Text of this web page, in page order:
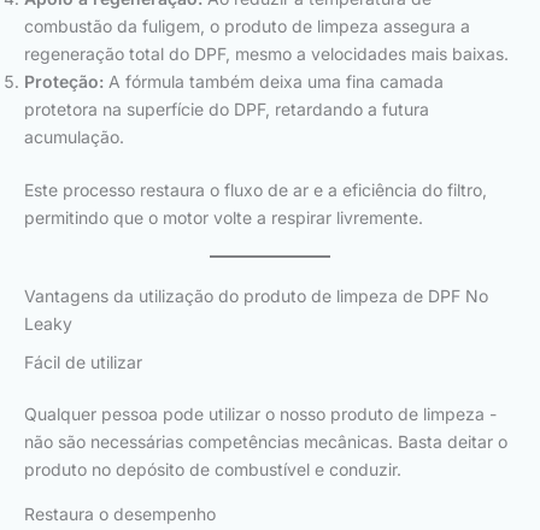
combustão da fuligem, o produto de limpeza assegura a
regeneração total do DPF, mesmo a velocidades mais baixas.
Proteção: A fórmula também deixa uma fina camada
protetora na superfície do DPF, retardando a futura
acumulação.
Este processo restaura o fluxo de ar e a eficiência do filtro,
permitindo que o motor volte a respirar livremente.
Vantagens da utilização do produto de limpeza de DPF No
Leaky
Fácil de utilizar
Qualquer pessoa pode utilizar o nosso produto de limpeza -
não são necessárias competências mecânicas. Basta deitar o
produto no depósito de combustível e conduzir.
Restaura o desempenho